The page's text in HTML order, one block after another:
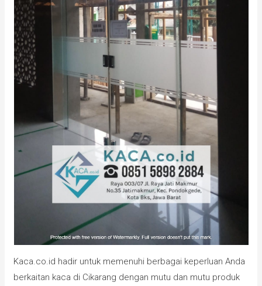
Kaca.co.id hadir untuk memenuhi berbagai keperluan Anda
berkaitan kaca di Cikarang dengan mutu dan mutu produk